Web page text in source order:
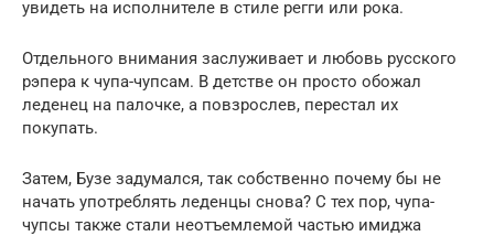
увидеть на исполнителе в стиле регги или рока.
Отдельного внимания заслуживает и любовь русского
рэпера к чупа-чупсам. В детстве он просто обожал
леденец на палочке, а повзрослев, перестал их
покупать.
Затем, Бузе задумался, так собственно почему бы не
начать употреблять леденцы снова? С тех пор, чупа-
чупсы также стали неотъемлемой частью имиджа